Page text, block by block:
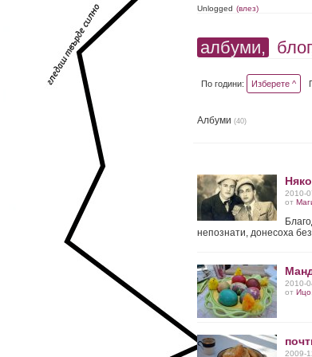
Unlogged (влез)
албуми,
По години: Изберете ^
Албуми (40)
2010-
от
непознати, донесоха
2010-
от Ицо
2009-